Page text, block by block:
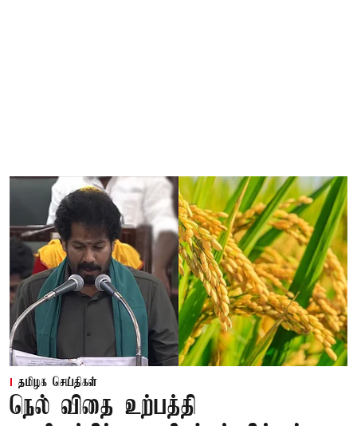
தமிழக செய்திகள்
நெல் விதை உற்பத்தி